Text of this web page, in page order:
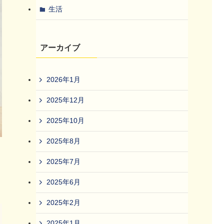
生活
アーカイブ
2026年1月
2025年12月
2025年10月
2025年8月
2025年7月
2025年6月
2025年2月